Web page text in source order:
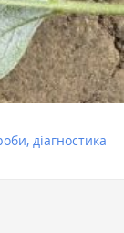
діагностика